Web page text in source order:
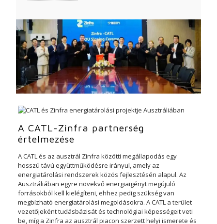
A CATL-Zinfra partnerség
értelmezése
A CATL és az ausztrál Zinfra közötti megállapodás egy
hosszú távú együttműködésre irányul, amely az
energiatárolási rendszerek közös fejlesztésén alapul. Az
Ausztráliában egyre növekvő energiaigényt megújuló
forrásokból kell kielégíteni, ehhez pedig szükség van
megbízható energiatárolási megoldásokra. A CATL a terület
vezetőjeként tudásbázisát és technológiai képességeit veti
be, míg a Zinfra az ausztrál piacon szerzett helyi ismerete és